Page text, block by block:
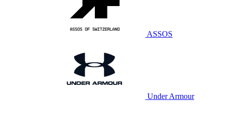
ASSOS
Under Armour